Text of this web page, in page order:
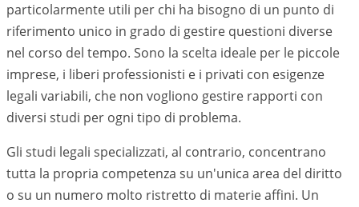
particolarmente utili per chi ha bisogno di un punto di
riferimento unico in grado di gestire questioni diverse
nel corso del tempo. Sono la scelta ideale per le piccole
imprese, i liberi professionisti e i privati con esigenze
legali variabili, che non vogliono gestire rapporti con
diversi studi per ogni tipo di problema.
Gli studi legali specializzati, al contrario, concentrano
tutta la propria competenza su un'unica area del diritto
o su un numero molto ristretto di materie affini. Un